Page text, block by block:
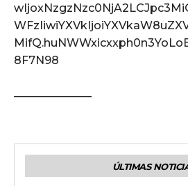
8F7N98
———————
ÚLTIMAS